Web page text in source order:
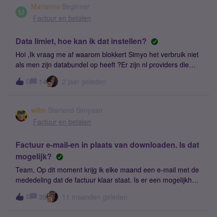
kwamen binnen 1 minuut binnen. Hier klopt iets niet! Hij is
nog nooit over zin bundel heen gegaan!
M
Marianna Beginner
Factuur en betalen
Data limiet, hoe kan ik dat instellen?
Hoi ,Ik vraag me af waarom blokkert Simyo het verbruik niet
als men zijn databundel op heeft ?Er zijn nl providers die
voor 50 cent per maand deze dienst leveren . Hoe fijn is het
als men onbezorgd kan internetten zonder dat er opeens
een paar extra mb’s die vaak onbewust worden gebruikt.Het
lijkt me iig niet fijn om de laatste dagen van de maand met
veel stress te blijven internetten vanwege zulke mega
😢)Grt Marianna
0 14 2 jaar geleden
willm Startend Simyaan
Factuur en betalen
Factuur e-mail-en in plaats van downloaden. Is dat
mogelijk?
Team, Op dit moment krijg ik elke maand een e-mail met de
mededeling dat de factuur klaar staat. Is er een mogelijkheid
om het PDF bestand van deze factuur toe te voegen aan
deze e-mail? MvG - Will
0 39 11 maanden geleden